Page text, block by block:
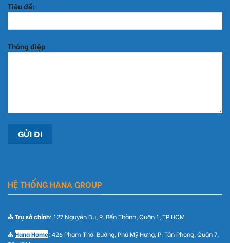
Tiêu đề:
Thông điệp
HỆ THỐNG HANA GROUP
⛪ Trụ sở chính: 127 Nguyễn Du, P. Bến Thành, Quận 1, TP.HCM
⛪Hana Home: 426 Phạm Thái Bường, Phú Mỹ Hưng, P. Tân Phong, Quận 7,